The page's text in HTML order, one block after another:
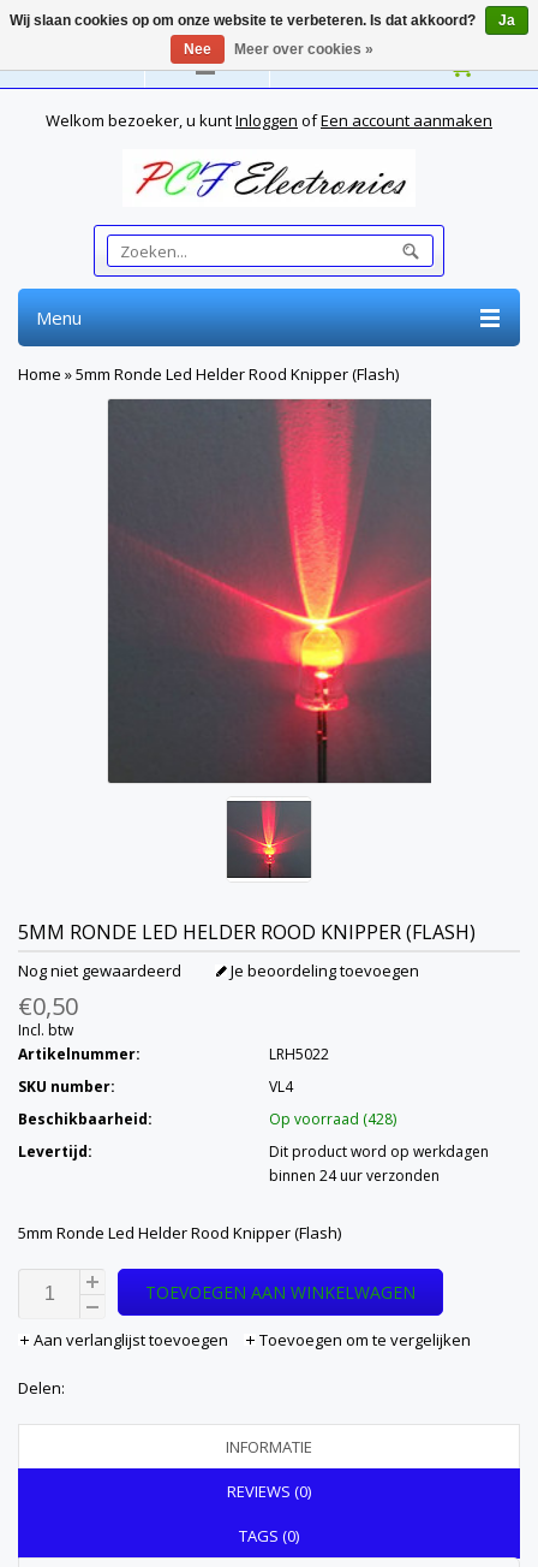
Nederlands
Welkom bezoeker, u kuntInloggen ofEen account aanmaken
Menu
Home »5mm Ronde Led Helder Rood Knipper (Flash)
5MM RONDE LED HELDER ROOD KNIPPER (FLASH)
Nog niet gewaardeerd Je beoordeling toevoegen
€0,50
Incl. btw
Artikelnummer:
LRH5022
SKU number:
VL4
Beschikbaarheid:
Op voorraad (428)
Levertijd:
Dit product word op werkdagen
binnen 24 uur verzonden
5mm Ronde Led Helder Rood Knipper (Flash)
TOEVOEGEN AAN WINKELWAGEN
Aan verlanglijst toevoegen Toevoegen om te vergelijken
Delen:
INFORMATIE
REVIEWS (0)
TAGS (0)
Wij slaan cookies op om onze website te verbeteren. Is dat akkoord?
Ja
Nee
Meer over cookies »